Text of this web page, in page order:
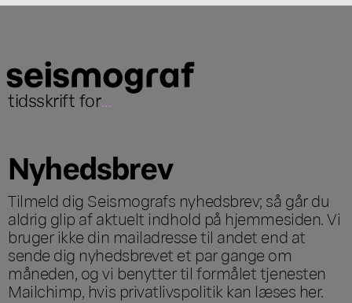
tidsskrift for...
Nyhedsbrev
Tilmeld dig Seismografs nyhedsbrev; så går du
aldrig glip af aktuelt indhold på hjemmesiden. Vi
bruger ikke din mailadresse til andet end at
sende dig nyhedsbrevet et par gange om
måneden, og vi benytter til formålet tjenesten
Mailchimp, hvis privatlivspolitik kan læses her.